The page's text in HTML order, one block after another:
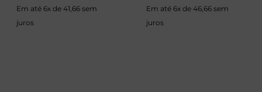
Em até 6x de 41,66 sem
juros
Em até 6x de 46,66 sem
juros